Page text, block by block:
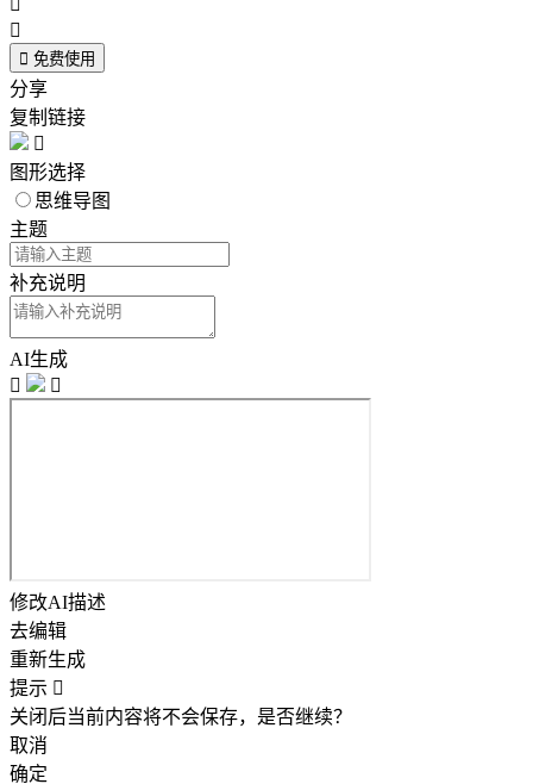

 免费使用
分享
复制链接

图形选择
思维导图
主题
补充说明
AI生成


修改AI描述
去编辑
重新生成
提示 
关闭后当前内容将不会保存，是否继续？
取消
确定